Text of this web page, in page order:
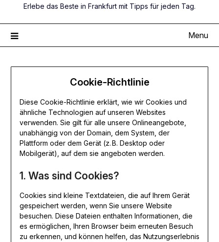
Erlebe das Beste in Frankfurt mit Tipps für jeden Tag.
Menu
Cookie-Richtlinie
Diese Cookie-Richtlinie erklärt, wie wir Cookies und
ähnliche Technologien auf unseren Websites
verwenden. Sie gilt für alle unsere Onlineangebote,
unabhängig von der Domain, dem System, der
Plattform oder dem Gerät (z. B. Desktop oder
Mobilgerät), auf dem sie angeboten werden.
1. Was sind Cookies?
Cookies sind kleine Textdateien, die auf Ihrem Gerät
gespeichert werden, wenn Sie unsere Website
besuchen. Diese Dateien enthalten Informationen, die
es ermöglichen, Ihren Browser beim erneuten Besuch
zu erkennen, und können helfen, das Nutzungserlebnis